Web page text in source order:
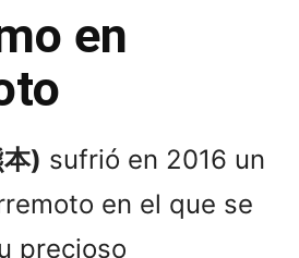
en
) sufrió en 2016 un
en el que se
precioso